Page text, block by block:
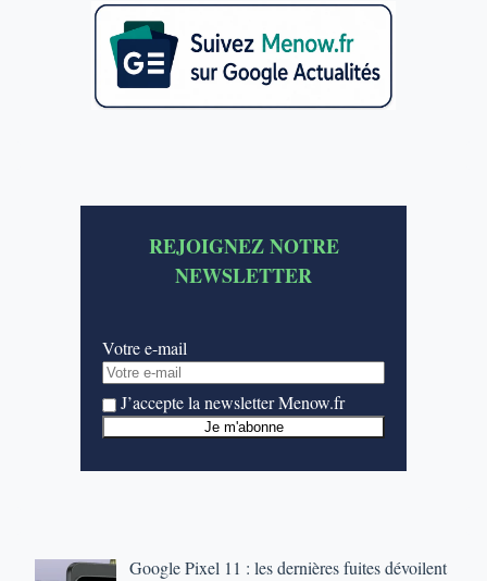
REJOIGNEZ NOTRE
NEWSLETTER
Votre e-mail
J’accepte la newsletter Menow.fr
Google Pixel 11 : les dernières fuites dévoilent